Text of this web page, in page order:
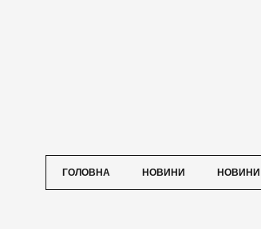
ГОЛОВНА НОВИНИ НОВИНИ